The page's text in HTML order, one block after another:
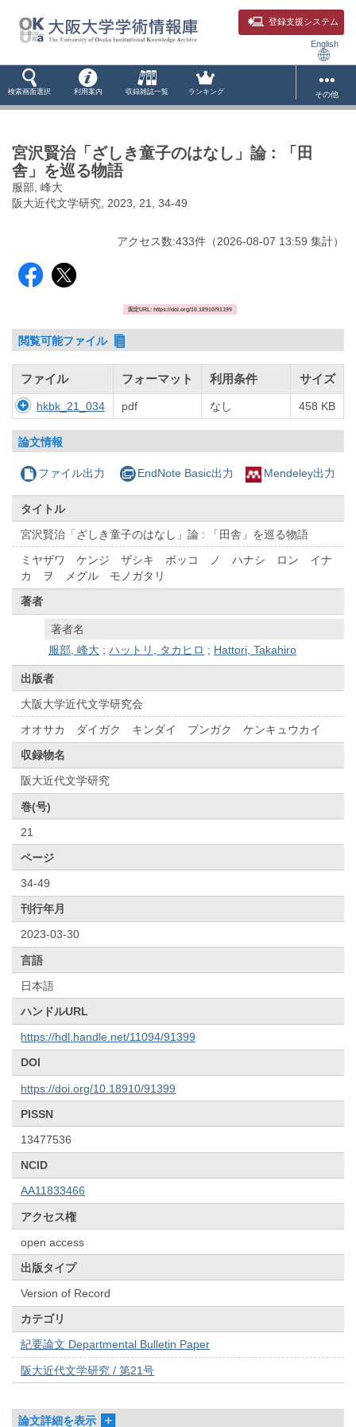
登録支援システム
English
検索画面選択 利用案内 収録雑誌一覧 ランキング その他
宮沢賢治「ざしき童子のはなし」論 : 「田
舎」を巡る物語
服部, 峰大
阪大近代文学研究, 2023, 21, 34-49
アクセス数:433件 （2026-08-07 13:59 集計）
固定URL: https://doi.org/10.18910/91399
閲覧可能ファイル
ファイル フォーマット 利用条件 サイズ
hkbk_21_034 pdf なし 458 KB
論文情報
ファイル出力 EndNote Basic出力 Mendeley出力
タイトル
宮沢賢治「ざしき童子のはなし」論 : 「田舎」を巡る物語
ミヤザワ ケンジ ザシキ ボッコ ノ ハナシ ロン イナ
カ ヲ メグル モノガタリ
著者
著者名
服部, 峰大 ;ハットリ, タカヒロ ; Hattori, Takahiro
出版者
大阪大学近代文学研究会
オオサカ ダイガク キンダイ ブンガク ケンキュウカイ
収録物名
阪大近代文学研究
巻(号)
21
ページ
34-49
刊行年月
2023-03-30
言語
日本語
ハンドルURL
https://hdl.handle.net/11094/91399
DOI
https://doi.org/10.18910/91399
PISSN
13477536
NCID
AA11833466
アクセス権
open access
出版タイプ
Version of Record
カテゴリ
紀要論文 Departmental Bulletin Paper
阪大近代文学研究 / 第21号
論文詳細を表示